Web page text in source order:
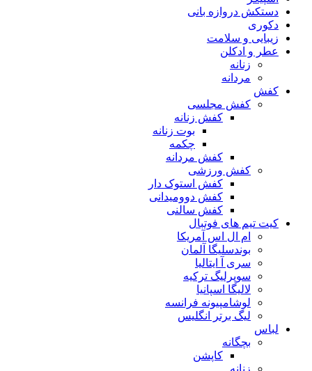
دستکش دروازه بانی
دکوری
زیبایی و سلامت
عطر و ادکلن
زنانه
مردانه
کفش
کفش مجلسی
کفش زنانه
بوت زنانه
چکمه
کفش مردانه
کفش ورزشی
کفش استوک دار
کفش دوومیدانی
کفش سالنی
کیت تیم های فوتبال
ام ال اس آمریکا
بوندسلیگا آلمان
سری آ ایتالیا
سوپرلیگ ترکیه
لالیگا اسپانیا
لوشامپیونه فرانسه
لیگ برتر انگلیس
لباس
بچگانه
کاپشن